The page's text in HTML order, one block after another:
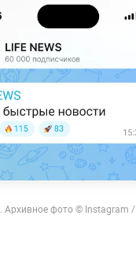
Архивное фото © Instagram /